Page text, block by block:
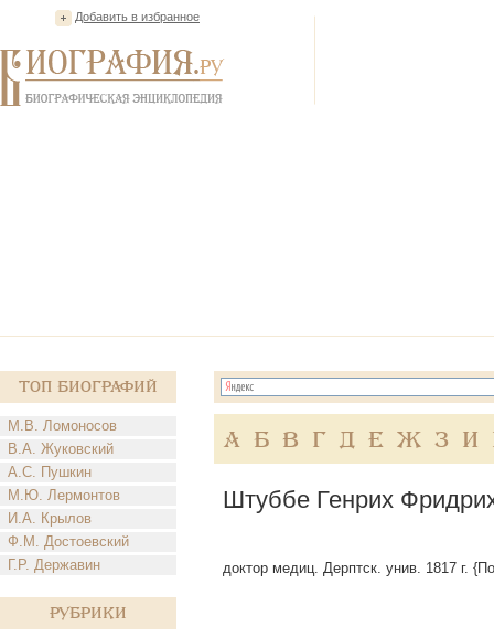
Добавить в избранное
Топ Биографий
М.В. Ломоносов
В.А. Жуковский
А.С. Пушкин
М.Ю. Лермонтов
И.А. Крылов
Ф.М. Достоевский
Г.Р. Державин
Рубрики
А Б В Г Д Е Ж З И
Штуббе Генрих
доктор медиц. Дерптск. унив. 1817 г.